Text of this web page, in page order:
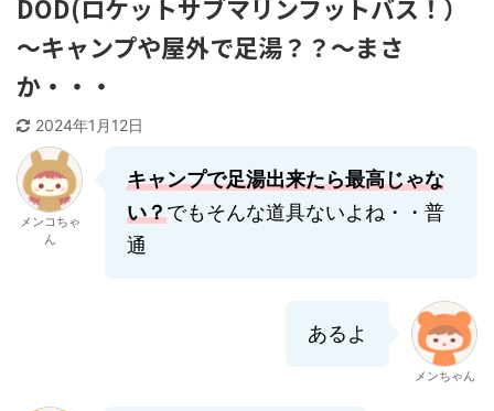
DOD(ロケットサブマリンフットバス！）
～キャンプや屋外で足湯？？～まさ
か・・・
2024年1月12日
メンコちゃ
ん
キャンプで足湯出来たら最高じゃな
い？でもそんな道具ないよね・・普
通
あるよ
メンちゃん